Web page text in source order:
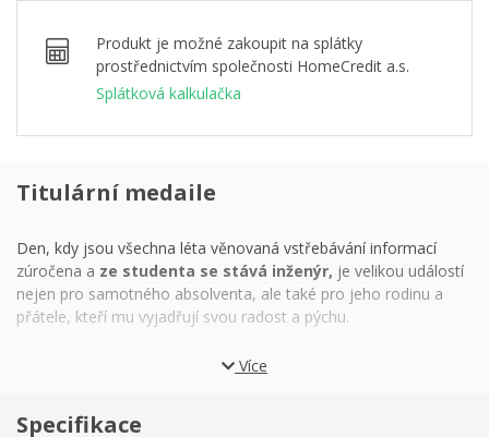
Produkt je možné zakoupit na splátky
prostřednictvím společnosti HomeCredit a.s.
Splátková kalkulačka
Titulární medaile
Den, kdy jsou všechna léta věnovaná vstřebávání informací
zúročena a ze studenta se stává inženýr, je velikou událostí
nejen pro samotného absolventa, ale také pro jeho rodinu a
přátele, kteří mu vyjadřují svou radost a pýchu.
Titulární medaile z ryzího stříbra od České mincovny je
inženýru po celý jeho život připomínat váhu jeho povolání.
Více
Specifikace